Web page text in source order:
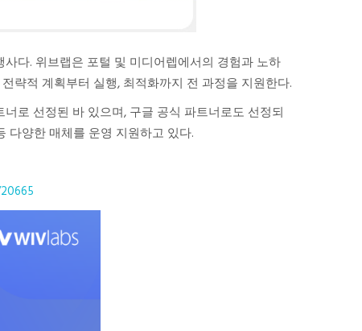
다. 위브랩은 포털 및 미디어렙에서의 경험과 노하
략적 계획부터 실행, 최적화까지 전 과정을 지원한다.
로 선정된 바 있으며, 구글 공식 파트너로도 선정되
다양한 매체를 운영 지원하고 있다.